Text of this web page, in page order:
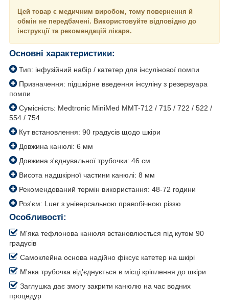
Цей товар є медичним виробом, тому повернення й
обмін не передбачені. Використовуйте відповідно до
інструкції та рекомендацій лікаря.
Основні характеристики:
Тип: інфузійний набір / катетер для інсулінової помпи
Призначення: підшкірне введення інсуліну з резервуара
помпи
Сумісність: Medtronic MiniMed MMT-712 / 715 / 722 / 522 /
554 / 754
Кут встановлення: 90 градусів щодо шкіри
Довжина канюлі: 6 мм
Довжина з'єднувальної трубочки: 46 см
Висота надшкірної частини канюлі: 8 мм
Рекомендований термін використання: 48-72 години
Роз'єм: Luer з універсальною правобічною різзю
Особливості:
М'яка тефлонова канюля встановлюється під кутом 90
градусів
Самоклейна основа надійно фіксує катетер на шкірі
М'яка трубочка від'єднується в місці кріплення до шкіри
Заглушка дає змогу закрити канюлю на час водних
процедур